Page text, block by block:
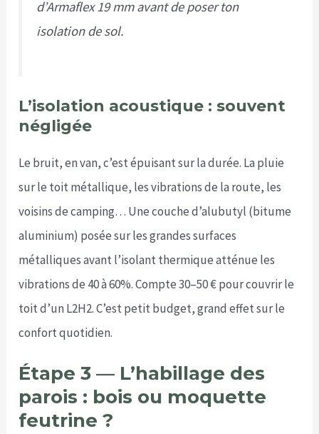
d’Armaflex 19 mm avant de poser ton
isolation de sol.
L’isolation acoustique : souvent
négligée
Le bruit, en van, c’est épuisant sur la durée. La pluie
sur le toit métallique, les vibrations de la route, les
voisins de camping… Une couche d’alubutyl (bitume
aluminium) posée sur les grandes surfaces
métalliques avant l’isolant thermique atténue les
vibrations de 40 à 60%. Compte 30–50 € pour couvrir le
toit d’un L2H2. C’est petit budget, grand effet sur le
confort quotidien.
Étape 3 — L’habillage des
parois : bois ou moquette
feutrine ?